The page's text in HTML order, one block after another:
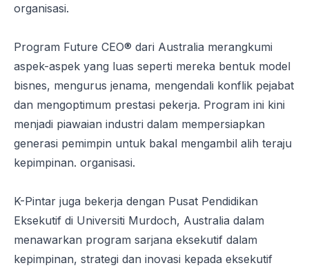
organisasi.
Program Future CEO® dari Australia merangkumi
aspek-aspek yang luas seperti mereka bentuk model
bisnes, mengurus jenama, mengendali konflik pejabat
dan mengoptimum prestasi pekerja. Program ini kini
menjadi piawaian industri dalam mempersiapkan
generasi pemimpin untuk bakal mengambil alih teraju
kepimpinan. organisasi.
K-Pintar juga bekerja dengan Pusat Pendidikan
Eksekutif di Universiti Murdoch, Australia dalam
menawarkan program sarjana eksekutif dalam
kepimpinan, strategi dan inovasi kepada eksekutif